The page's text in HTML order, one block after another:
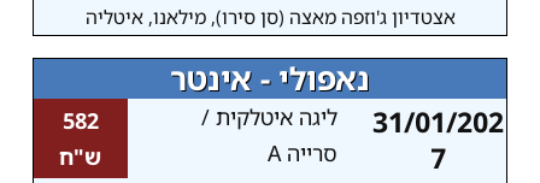
אצטדיון ג'וזפה מאצה (סן סירו), מילאנו, איטליה
נאפולי - אינטר
31/01/202
7
ליגה איטלקית /
סרייה A
582
ש"ח